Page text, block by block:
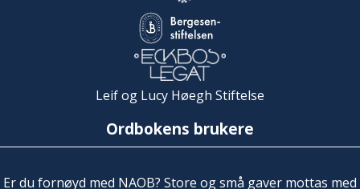
Leif og Lucy Høegh Stiftelse
Ordbokens brukere
Er du fornøyd med NAOB? Store og små gaver mottas med